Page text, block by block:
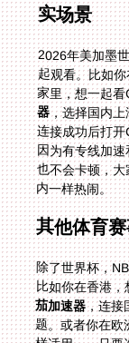
实场景
2026年美加墨
起观看。比如你
家里，想一起
器，选择国内
连接成功后
因为有专线加
也不会卡顿，
内一样热闹。
其他体育
除了世界杯，
比如你在香港
茄加速器，连接
题。或
样适用